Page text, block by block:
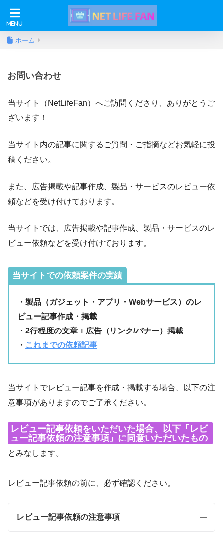
ホーム
お問い合わせ
当サイト（NetLifeFan）へご訪問くださり、ありがとうご
ざいます！
当サイト内の記事に関するご質問・ご指摘などお気軽に投
稿ください。
また、広告掲載や記事作成、製品・サービスのレビュー依
頼などを受け付けております。
当サイトでは、広告掲載や記事作成、製品・サービスのレ
ビュー依頼などを受け付けております。
当サイトでの依頼案件の実績
・製品（ガジェット・アプリ・Webサービス）のレ
ビュー記事作成・掲載
・2行程度の文章＋広告（リンク/バナー）掲載
・ これまでの依頼記事
当サイトでレビュー記事を作成・掲載する場合、以下の注
意事項がありますのでご了承ください。
レビュー記事依頼をいただいた場合、以下「レビ
ュー記事依頼の注意事項」に同意いただいたもの
とみなします。
レビュー記事依頼の前に、必ず確認ください。
レビュー記事依頼の注意事項